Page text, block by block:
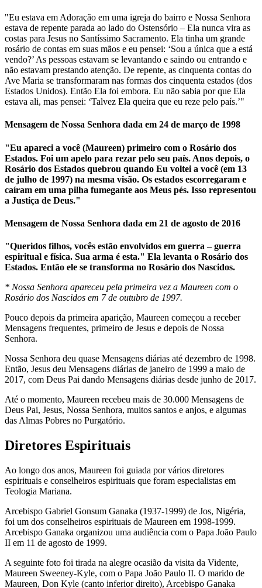
"Eu estava em Adoração em uma igreja do bairro e Nossa Senhora
estava de repente parada ao lado do Ostensório – Ela nunca vira as
costas para Jesus no Santíssimo Sacramento. Ela tinha um grande
rosário de contas em suas mãos e eu pensei: ‘Sou a única que a está
vendo?’ As pessoas estavam se levantando e saindo ou entrando e
não estavam prestando atenção. De repente, as cinquenta contas do
Ave Maria se transformaram nas formas dos cinquenta estados (dos
Estados Unidos). Então Ela foi embora. Eu não sabia por que Ela
estava ali, mas pensei: ‘Talvez Ela queira que eu reze pelo país.’"
Mensagem de Nossa Senhora dada em 24 de março de 1998
"Eu apareci a você (Maureen) primeiro com o Rosário dos
Estados. Foi um apelo para rezar pelo seu país. Anos depois, o
Rosário dos Estados quebrou quando Eu voltei a você (em 13
de julho de 1997) na mesma visão. Os estados escorregaram e
caíram em uma pilha fumegante aos Meus pés. Isso representou
a Justiça de Deus."
Mensagem de Nossa Senhora dada em 21 de agosto de 2016
"Queridos filhos, vocês estão envolvidos em guerra – guerra
espiritual e física. Sua arma é esta." Ela levanta o Rosário dos
Estados. Então ele se transforma no Rosário dos Nascidos.
* Nossa Senhora apareceu pela primeira vez a Maureen com o
Rosário dos Nascidos em 7 de outubro de 1997.
Pouco depois da primeira aparição, Maureen começou a receber
Mensagens frequentes, primeiro de Jesus e depois de Nossa
Senhora.
Nossa Senhora deu quase Mensagens diárias até dezembro de 1998.
Então, Jesus deu Mensagens diárias de janeiro de 1999 a maio de
2017, com Deus Pai dando Mensagens diárias desde junho de 2017.
Até o momento, Maureen recebeu mais de 30.000 Mensagens de
Deus Pai, Jesus, Nossa Senhora, muitos santos e anjos, e algumas
das Almas Pobres no Purgatório.
Diretores Espirituais
Ao longo dos anos, Maureen foi guiada por vários diretores
espirituais e conselheiros espirituais que foram especialistas em
Teologia Mariana.
Arcebispo Gabriel Gonsum Ganaka (1937-1999) de Jos, Nigéria,
foi um dos conselheiros espirituais de Maureen em 1998-1999.
Arcebispo Ganaka organizou uma audiência com o Papa João Paulo
II em 11 de agosto de 1999.
A seguinte foto foi tirada na alegre ocasião da visita da Vidente,
Maureen Sweeney-Kyle, com o Papa João Paulo II. O marido de
Maureen, Don Kyle (canto inferior direito), Arcebispo Ganaka